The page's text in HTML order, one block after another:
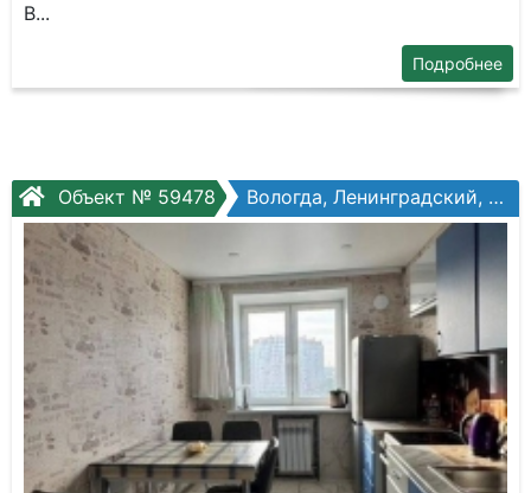
B...
Подробнее
Объект № 59478 Вологда, Ленинградский, Развития ул., №11